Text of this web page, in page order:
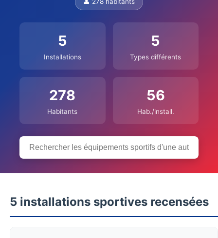
5
Installations
5
Types différents
278
Habitants
56
Hab./install.
5 installations sportives recensées